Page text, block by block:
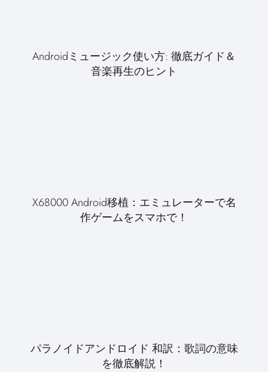
Androidミュージック使い方: 徹底ガイド＆
音楽再生のヒント
X68000 Android移植：エミュレーターで名
作ゲームをスマホで！
パラノイドアンドロイド 和訳：歌詞の意味
を徹底解説！